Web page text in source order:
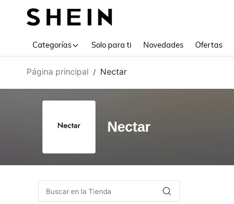
Categorías Solo para ti Novedades Ofertas
Página principal / Nectar
Nectar